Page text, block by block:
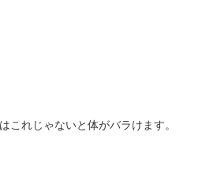
これじゃないと体がバラけます。